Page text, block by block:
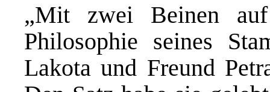
„Mit zwei Beinen
Philosophie seines
Lakota und Freund